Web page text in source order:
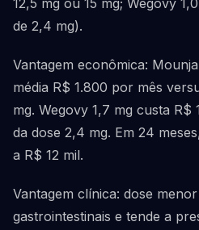
12,5 mg ou 15 mg; Wegovy
de 2,4 mg).
Vantagem econômica:
média R$ 1.800 por mês
mg. Wegovy 1,7 mg custa R$
da dose 2,4 mg. Em 24
a R$ 12 mil.
Vantagem clínica: dose
gastrointestinais e tende a